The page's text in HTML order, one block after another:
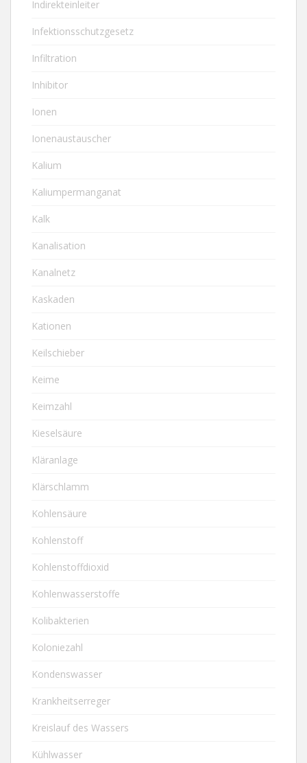
Indirekteinleiter
Infektionsschutzgesetz
Infiltration
Inhibitor
Ionen
Ionenaustauscher
Kalium
Kaliumpermanganat
Kalk
Kanalisation
Kanalnetz
Kaskaden
Kationen
Keilschieber
Keime
Keimzahl
Kieselsäure
Kläranlage
Klärschlamm
Kohlensäure
Kohlenstoff
Kohlenstoffdioxid
Kohlenwasserstoffe
Kolibakterien
Koloniezahl
Kondenswasser
Krankheitserreger
Kreislauf des Wassers
Kühlwasser